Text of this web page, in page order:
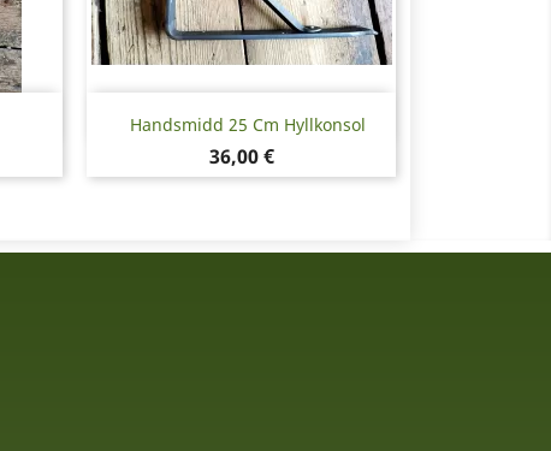
Handsmidd 25 Cm Hyllkonsol
Pris
36,00 €
Snabbvy